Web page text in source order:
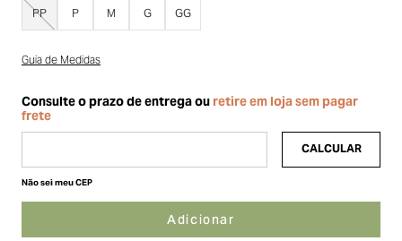
PP P M G GG
Guia de Medidas
Não sei meu CEP